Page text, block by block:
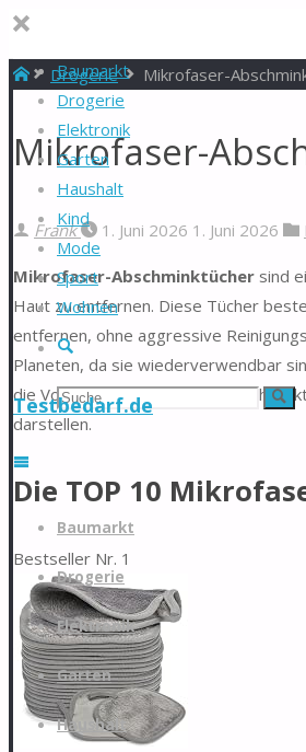
Baumarkt
Drogerie
Elektronik
Garten
Haushalt
Kind
Mode
Sport
Wohnen
Suche
Suchen
Testbedarf.de
springen
Baumarkt
Drogerie
Elektronik
Garten
Haushalt
StartDrogerie Mikrofaser-
Mikrofaser-
Frank 1. Juni 2026 1. Juni 2026
Mikrofaser-Abschminktücher sind
Haut zu entfernen. Diese Tücher
entfernen, ohne aggressive
Planeten, da sie wiederverwendbar
die Vorteile von Mikrofaser-
darstellen.
Die TOP 10
Bestseller Nr. 1